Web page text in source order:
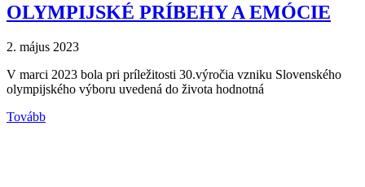
OLYMPIJSKÉ PRÍBEHY A EMÓCIE
2. május 2023
V marci 2023 bola pri príležitosti 30.výročia vzniku Slovenského
olympijského výboru uvedená do života hodnotná
Tovább